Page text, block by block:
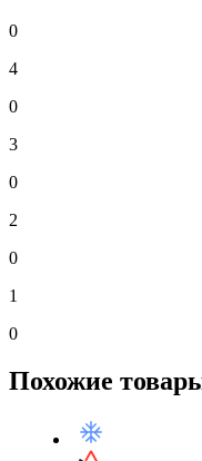
0
4
0
3
0
2
0
1
0
Похожие